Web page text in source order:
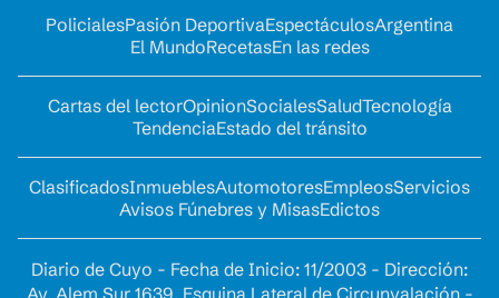
PolicialesPasión DeportivaEspectáculosArgentina
El MundoRecetasEn las redes
Cartas del lectorOpinionSocialesSaludTecnología
TendenciaEstado del tránsito
ClasificadosInmueblesAutomotoresEmpleosServicios
Avisos Fúnebres y MisasEdictos
Diario de Cuyo - Fecha de Inicio: 11/2003 - Dirección: